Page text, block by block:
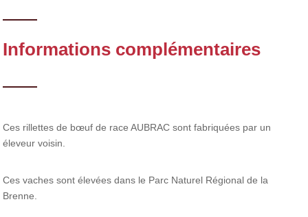
Informations complémentaires
Ces rillettes de bœuf de race AUBRAC sont fabriquées par un
éleveur voisin.
Ces vaches sont élevées dans le Parc Naturel Régional de la
Brenne.